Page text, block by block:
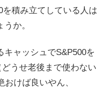
を積み立てしている人は
か。
キャッシュでS&P500を
うせ老後まで使わない
けば良いやん、